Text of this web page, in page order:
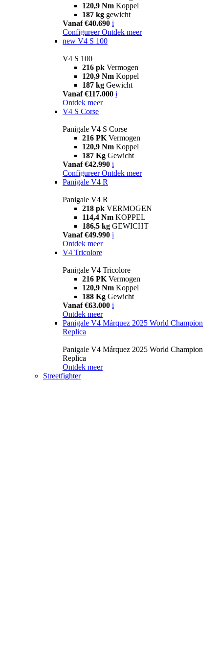
120,9 Nm Koppel
187 kg gewicht
Vanaf €40.690 i
Configureer Ontdek meer
new V4 S 100
V4 S 100
216 pk Vermogen
120,9 Nm Koppel
187 kg Gewicht
Vanaf €117.000 i
Ontdek meer
V4 S Corse
Panigale V4 S Corse
216 PK Vermogen
120,9 Nm Koppel
187 Kg Gewicht
Vanaf €42.990 i
Configureer Ontdek meer
Panigale V4 R
Panigale V4 R
218 pk VERMOGEN
114,4 Nm KOPPEL
186,5 kg GEWICHT
Vanaf €49.990 i
Ontdek meer
V4 Tricolore
Panigale V4 Tricolore
216 PK Vermogen
120,9 Nm Koppel
188 Kg Gewicht
Vanaf €63.000 i
Ontdek meer
Panigale V4 Márquez 2025 World Champion
Replica
Panigale V4 Márquez 2025 World Champion
Replica
Ontdek meer
Streetfighter